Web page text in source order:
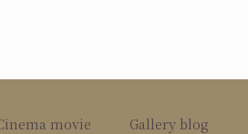
movie
Gallery blog